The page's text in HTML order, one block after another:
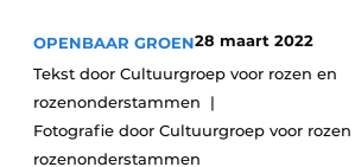
Vacature aanmelden
Vacatures
OPENBAAR GROEN28 maart 2022
Tekst door Cultuurgroep voor rozen en
rozenonderstammen
Fotografie door Cultuurgroep voor rozen
rozenonderstammen